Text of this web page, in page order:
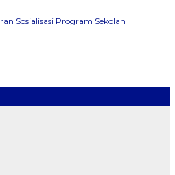
Sosialisasi Program Sekolah